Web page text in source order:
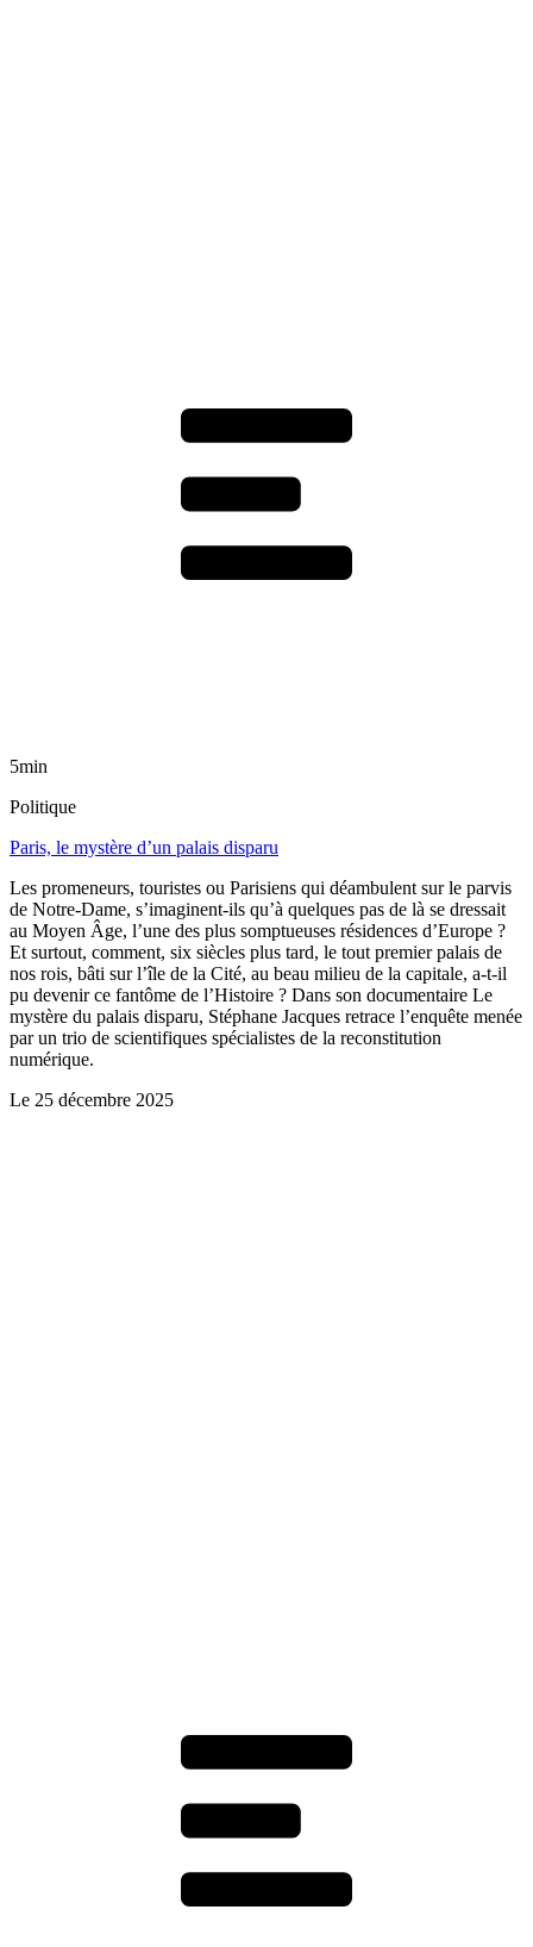
5min
Politique
Paris, le mystère d’un palais disparu
Les promeneurs, touristes ou Parisiens qui déambulent sur le parvis
de Notre-Dame, s’imaginent-ils qu’à quelques pas de là se dressait
au Moyen Âge, l’une des plus somptueuses résidences d’Europe ?
Et surtout, comment, six siècles plus tard, le tout premier palais de
nos rois, bâti sur l’île de la Cité, au beau milieu de la capitale, a-t-il
pu devenir ce fantôme de l’Histoire ? Dans son documentaire Le
mystère du palais disparu, Stéphane Jacques retrace l’enquête menée
par un trio de scientifiques spécialistes de la reconstitution
numérique.
Le 25 décembre 2025